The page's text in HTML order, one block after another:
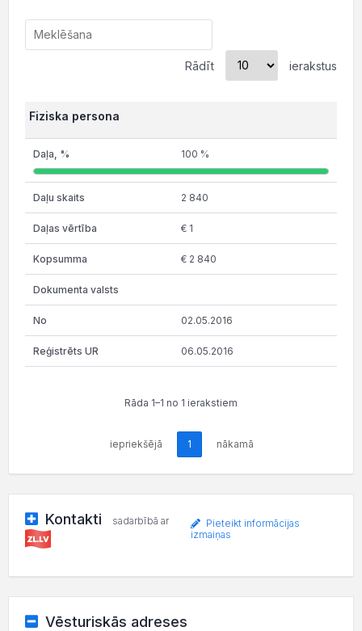
Rādīt ierakstus
Fiziska persona
100 %
2 840
€ 1
€ 2 840
02.05.2016
06.05.2016
Rāda 1–1 no 1 ierakstiem
iepriekšējā 1 nākamā
Kontakti sadarbībā ar
Pieteikt informācijas
izmaiņas
Vēsturiskās adreses